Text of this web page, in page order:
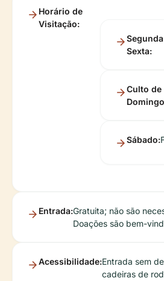
Horário de
Visitação:
Sexta:
Culto de
Sábado:
Entrada:Gratuita; não são
Doações são bem-
Acessibilidade:Entrada sem
cadeiras de